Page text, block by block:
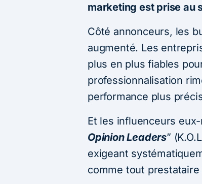
marketing est prise au
Côté annonceurs, les
augmenté. Les
plus en plus fiables
professionnalisation
performance plus
Et les influenceurs
Opinion Leaders”
exigeant
comme tout